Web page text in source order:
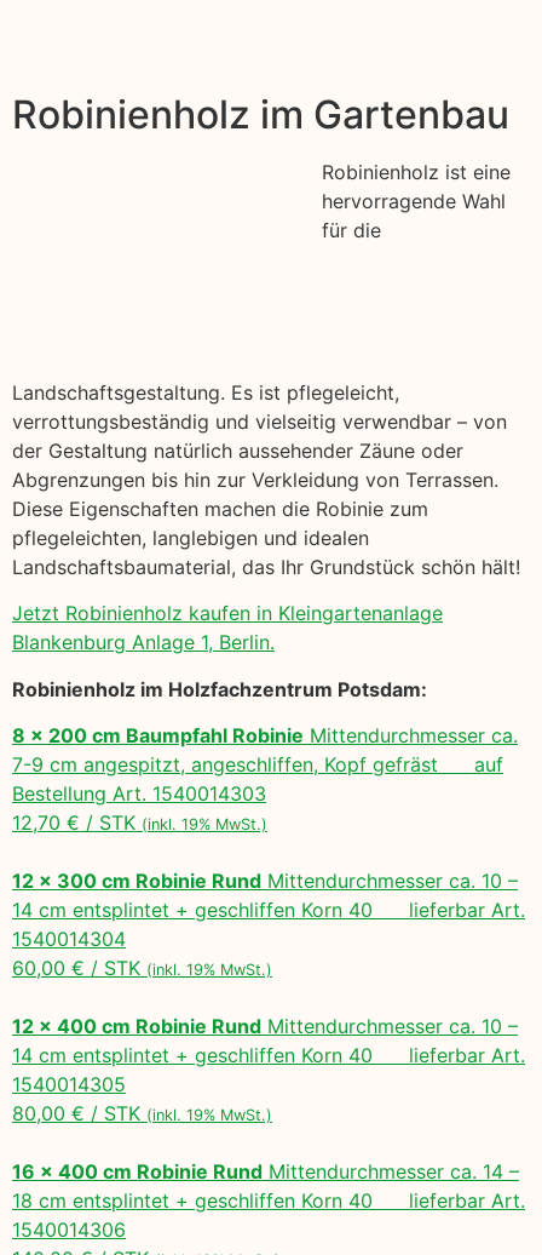
Robinienholz im Gartenbau
Robinienholz ist eine
hervorragende Wahl
für die
Landschaftsgestaltung. Es ist pflegeleicht,
verrottungsbeständig und vielseitig verwendbar – von
der Gestaltung natürlich aussehender Zäune oder
Abgrenzungen bis hin zur Verkleidung von Terrassen.
Diese Eigenschaften machen die Robinie zum
pflegeleichten, langlebigen und idealen
Landschaftsbaumaterial, das Ihr Grundstück schön hält!
Jetzt Robinienholz kaufen in Kleingartenanlage
Blankenburg Anlage 1, Berlin.
Robinienholz im Holzfachzentrum Potsdam:
8 x 200 cm Baumpfahl Robinie Mittendurchmesser ca.
7-9 cm angespitzt, angeschliffen, Kopf gefräst auf
Bestellung Art. 1540014303
12,70 € / STK (inkl. 19% MwSt.)
12 x 300 cm Robinie Rund Mittendurchmesser ca. 10 –
14 cm entsplintet + geschliffen Korn 40 lieferbar Art.
1540014304
60,00 € / STK (inkl. 19% MwSt.)
12 x 400 cm Robinie Rund Mittendurchmesser ca. 10 –
14 cm entsplintet + geschliffen Korn 40 lieferbar Art.
1540014305
80,00 € / STK (inkl. 19% MwSt.)
16 x 400 cm Robinie Rund Mittendurchmesser ca. 14 –
18 cm entsplintet + geschliffen Korn 40 lieferbar Art.
1540014306